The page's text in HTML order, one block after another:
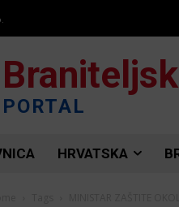
PORTAL
HRVATSKA